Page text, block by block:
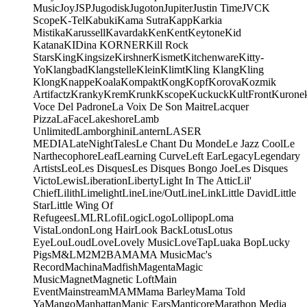
MusicJoyJSPJugodiskJugotonJupiterJustin TimeJVCK
ScopeK-TelKabukiKama SutraKappKarkia
MistikaKarussellKavardakKenKentKeytoneKid
KatanaKIDina KORNERKill Rock
StarsKingKingsizeKirshnerKismetKitchenwareKitty-
YoKlangbadKlangstelleKleinKlimtKling KlangKling
KlongKnappeKoalaKompaktKongKopfKorovaKozmik
ArtifactzKrankyKremKrunkKscopeKuckuckKultFront
Voce Del PadroneLa Voix De Son MaitreLacquer
PizzaLaFaceLakeshoreLamb
UnlimitedLamborghiniLanternLASER
MEDIALateNightTalesLe Chant Du MondeLe Jazz CoolLe
NarthecophoreLeafLearning CurveLeft EarLegacyLegendary
ArtistsLeoLes DisquesLes Disques Bongo JoeLes Disques
VictoLewisLiberationLibertyLight In The AtticLil'
ChiefLilithLimelightLineLine/OutLineLinkLittle DavidLittle
StarLittle Wing Of
RefugeesLMLRLofiLogicLogoLollipopLoma
VistaLondonLong HairLook BackLotusLotus
EyeLouLoudLoveLovely MusicLoveTapLuaka BopLucky
PigsM&LM2M2BAMAMA MusicMac's
RecordMachinaMadfishMagentaMagic
MusicMagnetMagnetic LoftMain
EventMainstreamMAMMama BarleyMama Told
YaMangoManhattanManic EarsManticoreMarathon Media